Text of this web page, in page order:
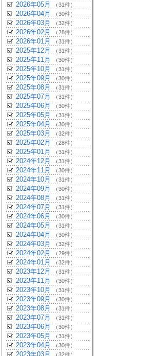
2026年05月 （31件）
2026年04月 （30件）
2026年03月 （32件）
2026年02月 （28件）
2026年01月 （31件）
2025年12月 （31件）
2025年11月 （30件）
2025年10月 （31件）
2025年09月 （30件）
2025年08月 （31件）
2025年07月 （31件）
2025年06月 （30件）
2025年05月 （31件）
2025年04月 （30件）
2025年03月 （32件）
2025年02月 （28件）
2025年01月 （31件）
2024年12月 （31件）
2024年11月 （30件）
2024年10月 （31件）
2024年09月 （30件）
2024年08月 （31件）
2024年07月 （31件）
2024年06月 （30件）
2024年05月 （31件）
2024年04月 （30件）
2024年03月 （32件）
2024年02月 （29件）
2024年01月 （32件）
2023年12月 （31件）
2023年11月 （30件）
2023年10月 （31件）
2023年09月 （30件）
2023年08月 （31件）
2023年07月 （31件）
2023年06月 （30件）
2023年05月 （31件）
2023年04月 （30件）
2023年03月 （32件）